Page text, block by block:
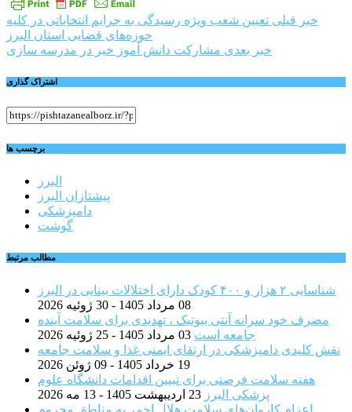
راهبری
نوشته
خبر قبلی تعیین شعب ویژه رسیدگی به جرایم انتخاباتی در کلیه
حوزه‌های قضایی استان البرز
خبر بعدی مشارکت دانش آموز خیر در مدرسه سازی
اشتراک گذاری
برچسب ها
البرز
پیشتازان البرز
دامپزشکی
گوشت
مطالب مرتبط
شناسایی ۲ هزار و ۴۰۰ کودک دارای اختلالات بینایی در البرز
08 مرداد 1405 - 30 ژوئیه 2026
مصرف خود سرانه آنتی بیوتیک ، تهدیدی برای سلامت آینده
جامعه است 03 مرداد 1405 - 25 ژوئیه 2026
نقش کلیدی دامپزشکی در ارتقای ایمنی غذا و سلامت جامعه
19 خرداد 1405 - 09 ژوئن 2026
هفته سلامت فرصتی برای تبیین اقدامات دانشگاه علوم
پزشکی البرز 23 اردیبهشت 1405 - 13 مه 2026
اعزام کاروان‌های سلامت هلال احمر به مناطق محروم